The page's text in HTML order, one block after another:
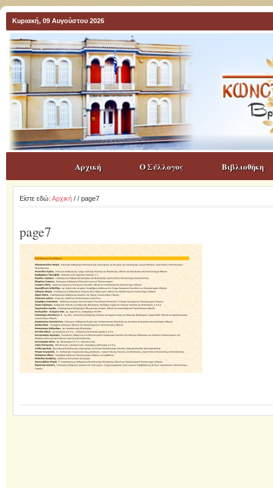
Κυριακή, 09 Αυγούστου 2026
Αρχική Ο Σύλλογος Βιβλιοθήκη
Είστε εδώ: Αρχική/ / page7
page7